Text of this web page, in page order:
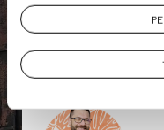
Campagne de